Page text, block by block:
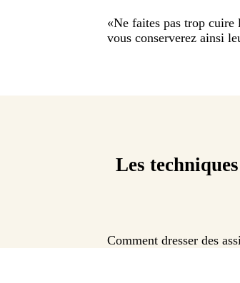
«Ne faites pas trop cuire
vous conserverez ainsi
Les
Comment dresser des